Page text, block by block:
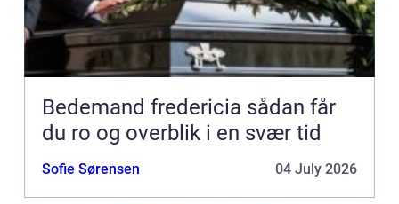
Bedemand fredericia sådan får
du ro og overblik i en svær tid
Sofie Sørensen 04 July 2026